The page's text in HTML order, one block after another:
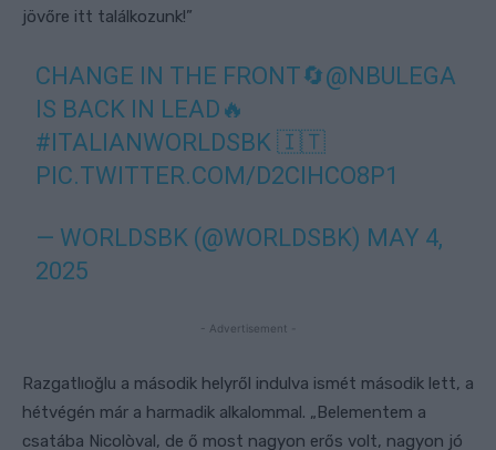
jövőre itt találkozunk!”
CHANGE IN THE FRONT🔄@NBULEGA
IS BACK IN LEAD🔥
#ITALIANWORLDSBK 🇮🇹
PIC.TWITTER.COM/D2CIHCO8P1
— WORLDSBK (@WORLDSBK) MAY 4,
2025
- Advertisement -
Razgatlıoğlu a második helyről indulva ismét második lett, a
hétvégén már a harmadik alkalommal. „Belementem a
csatába Nicolòval, de ő most nagyon erős volt, nagyon jó